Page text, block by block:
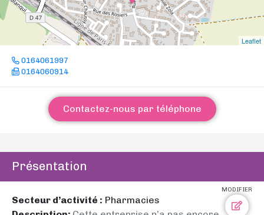
Leaflet
0164061997
0164060914
Contactez-nous par téléphone
Présentation
MODIFIER
Secteur d’activité : Pharmacies